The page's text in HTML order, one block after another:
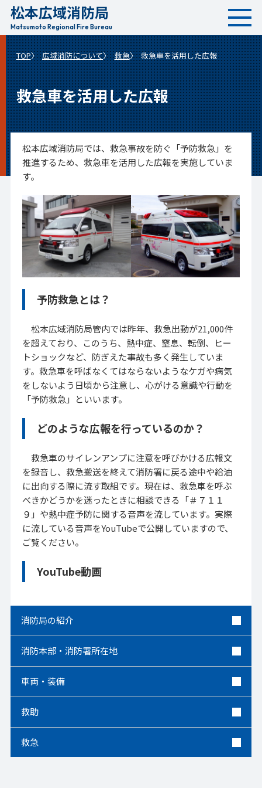
へ
移
動
松本広域消防局
Matsumoto Regional Fire Bureau
TOP 広域消防について 救急 救急車を活用した広報
救急車を活用した広報
松本広域消防局では、救急事故を防ぐ「予防救急」を
推進するため、救急車を活用した広報を実施していま
す。
予防救急とは？
松本広域消防局管内では昨年、救急出動が21,000件
を超えており、このうち、熱中症、窒息、転倒、ヒー
トショックなど、防ぎえた事故も多く発生していま
す。救急車を呼ばなくてはならないようなケガや病気
をしないよう日頃から注意し、心がける意識や行動を
「予防救急」といいます。
どのような広報を行っているのか？
救急車のサイレンアンプに注意を呼びかける広報文
を録音し、救急搬送を終えて消防署に戻る途中や給油
に出向する際に流す取組です。現在は、救急車を呼ぶ
べきかどうかを迷ったときに相談できる「＃７１１
９」や熱中症予防に関する音声を流しています。実際
に流している音声をYouTubeで公開していますので、
ご覧ください。
YouTube動画
消防局の紹介
消防本部・消防署所在地
車両・装備
救助
救急